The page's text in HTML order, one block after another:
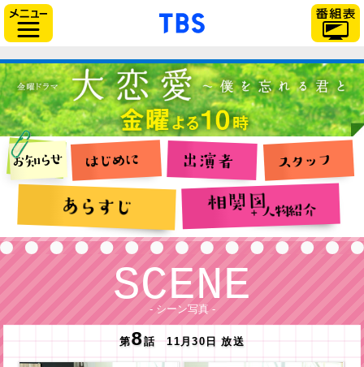
「TBSテレビ」トップページ
SCENE
- シーン写真 -
第8話 11月30日 放送